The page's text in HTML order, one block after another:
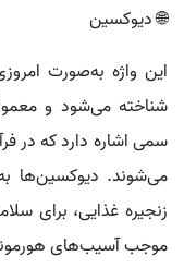
🌐 دیوکسین
این واژه به‌صورت
شناخته می‌شود و
سمی اشاره دارد که در
می‌شوند. دیوکسین‌ها
زنجیره غذایی، برای
موجب آسیب‌های